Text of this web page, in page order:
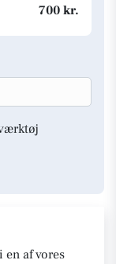
700 kr.
en af vores